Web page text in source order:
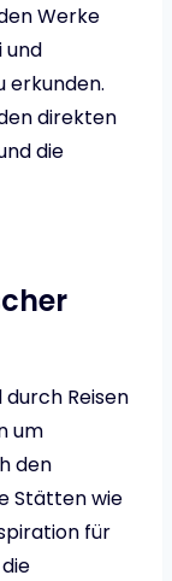
Werke
und
erkunden.
direkten
die
Reisen
um
den
Stätten wie
für